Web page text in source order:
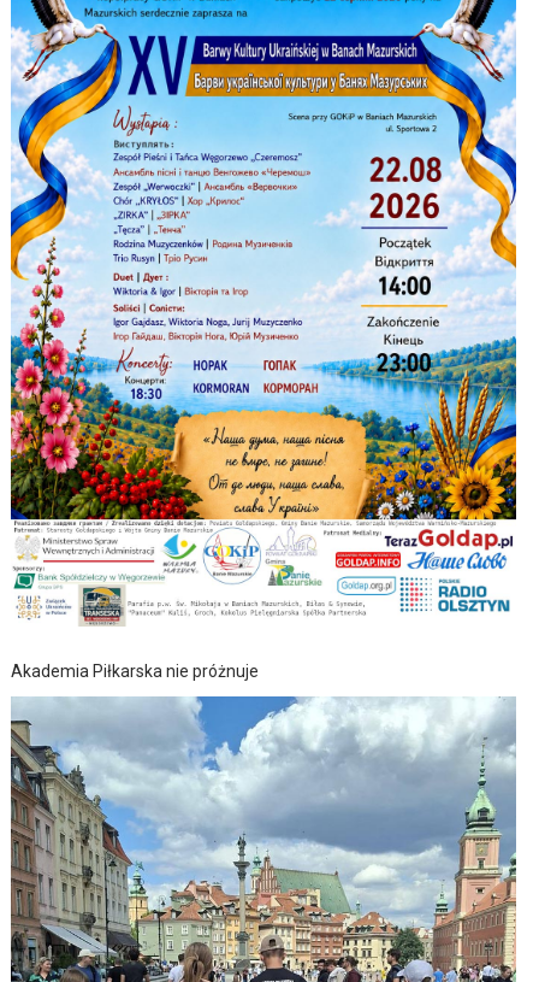
Akademia Piłkarska nie próżnuje